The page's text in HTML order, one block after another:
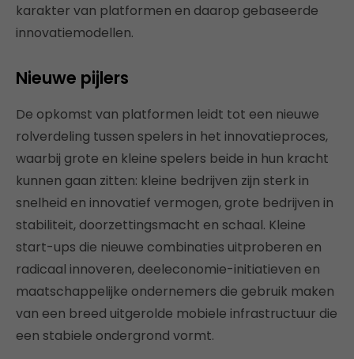
karakter van platformen en daarop gebaseerde
innovatiemodellen.
Nieuwe pijlers
De opkomst van platformen leidt tot een nieuwe
rolverdeling tussen spelers in het innovatieproces,
waarbij grote en kleine spelers beide in hun kracht
kunnen gaan zitten: kleine bedrijven zijn sterk in
snelheid en innovatief vermogen, grote bedrijven in
stabiliteit, doorzettingsmacht en schaal. Kleine
start-ups die nieuwe combinaties uitproberen en
radicaal innoveren, deeleconomie-initiatieven en
maatschappelijke ondernemers die gebruik maken
van een breed uitgerolde mobiele infrastructuur die
een stabiele ondergrond vormt.